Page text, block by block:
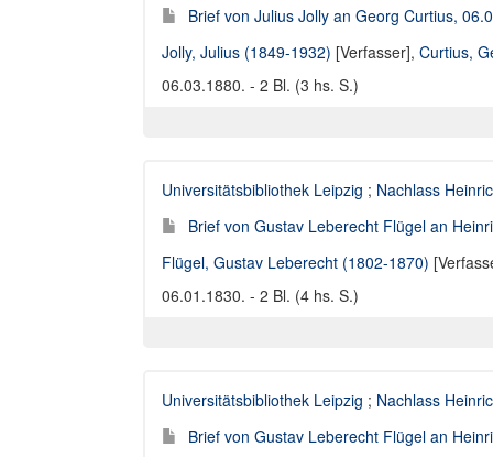
Brief von Julius Jolly an Georg Curtius,
Jolly, Julius (1849-1932) [Verfasser], Curtius,
06.03.1880. - 2 Bl. (3 hs. S.)
Universitätsbibliothek Leipzig ; Nachlass
Brief von Gustav Leberecht Flügel an
Flügel, Gustav Leberecht (1802-1870)
06.01.1830. - 2 Bl. (4 hs. S.)
Universitätsbibliothek Leipzig ; Nachlass
Brief von Gustav Leberecht Flügel an